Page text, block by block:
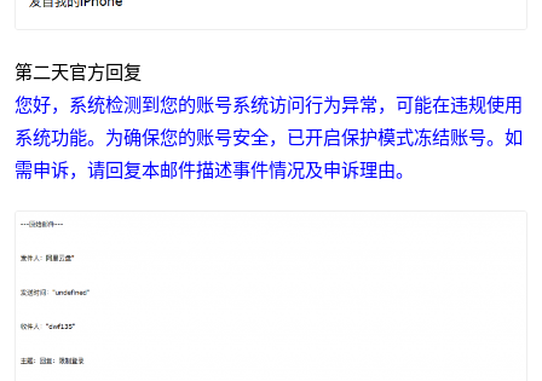
第二天官方回复
您好，系统检测到您的账号系统访问行为异常，可能在违规使用
系统功能。为确保您的账号安全，已开启保护模式冻结账号。如
需申诉，请回复本邮件描述事件情况及申诉理由。